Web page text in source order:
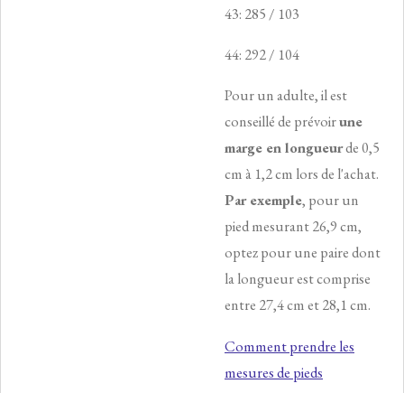
43: 285 / 103
44: 292 / 104
Pour un adulte, il est
conseillé de prévoirune
marge en longueurde 0,5
cm à 1,2 cm lors de l'achat.
Par exemple, pour un
pied mesurant 26,9 cm,
optez pour une paire dont
la longueur est comprise
entre 27,4 cm et 28,1 cm.
Comment prendre les
mesures de pieds